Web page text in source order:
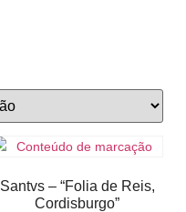
Santvs – “Folia de Reis,
Cordisburgo”